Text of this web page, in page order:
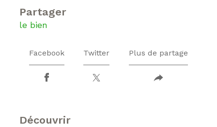
partager
le bien
Facebook Twitter Plus de partage
découvrir